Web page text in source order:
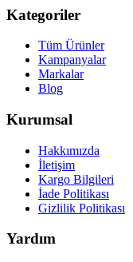
Kategoriler
Tüm Ürünler
Kampanyalar
Markalar
Blog
Kurumsal
Hakkımızda
İletişim
Kargo Bilgileri
İade Politikası
Gizlilik Politikası
Yardım